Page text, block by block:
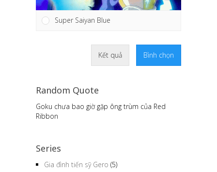
Super Saiyan Blue
Kết quả Bình chọn
Random Quote
Goku chưa bao giờ gặp ông trùm của Red
Ribbon
Series
Gia đình tiến sỹ Gero (5)